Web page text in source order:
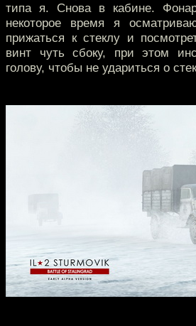
типа я. Снова в кабине.
некоторое время я
прижаться к стеклу и
винт чуть сбоку, при этом
голову, чтобы не удариться о